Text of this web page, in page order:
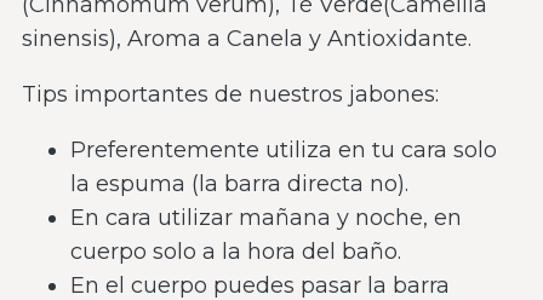
sinensis), Aroma a Canela y Antioxidante.
Tips importantes de nuestros jabones:
Preferentemente utiliza en tu cara solo
la espuma (la barra directa no).
En cara utilizar mañana y noche, en
cuerpo solo a la hora del baño.
En el cuerpo puedes pasar la barra